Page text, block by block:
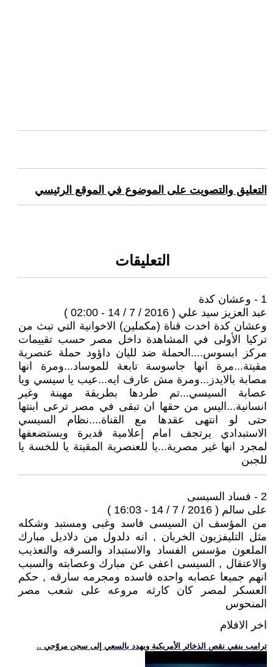
التعليق والتصويت على الموضوع في الموقع الرئيسي
التعليقات
1 - وعشان كدة
عبد العزيز سيد علي ( 2016 / 7 / 14 - 02:00 )
وعشان كدة اخدت قناة (مكملين) الاخوانية التي تبث من
تركيا الأولى في المشاهدة داخل مصر حسب تقييمات
مركز ابسوس....الحملة ضد لليان داؤود حملة عنصرية
مقيتة...مرة انها جاسوسة تابعة للموساد...ومرة انها
مصابة بالايدز...ومرة مش عارف ايه...عيب يا سيسي ويا
عصابة السيسي...تم طردها بطريقة مهينة وغير
انسانية...اليس من حقها ان تبقى في مصر ترعى ابنتها
حتى لو انتهى عقدها مع القناة....نظام السيسي
الاستبدادي يرتجف امام إعلامية قديرة ويستضعفها
لمجرد انها غير مصرية...يا للعنصرية المقيتة يا للخسة يا
للجبن
2 - فساد السيسى
على سالم ( 2016 / 7 / 14 - 16:03 )
من المؤسف ان السيسى فاسد وغبى ومستبد وشكله
مثل التليفزيون الخربان , انه دلدول من دلاديل مبارك
الملعون مؤسس الفساد والاستبداد والسرقه والتعذيب
والاعتقال , السيسى اعفى عن مبارك وعصابته والسبب
انهم جميعا عصابه واحده فاسده ومجرمه سارقه , حكم
العسكر لمصر كان كارثه مروعه على شعب مصر
المنحوس
اخر الافلام
.. ترامب ينفي نقص الذخائر الأمريكية ويهدد بالسعي إلى سجن مروّجي